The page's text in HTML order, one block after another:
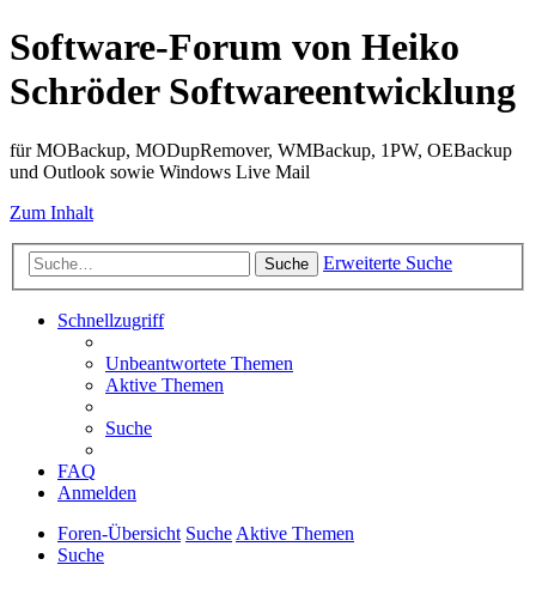
Software-Forum von Heiko
Schröder Softwareentwicklung
für MOBackup, MODupRemover, WMBackup, 1PW, OEBackup
und Outlook sowie Windows Live Mail
Zum Inhalt
Suche Erweiterte Suche
Schnellzugriff
Unbeantwortete Themen
Aktive Themen
Suche
FAQ
Anmelden
Foren-Übersicht SucheAktive Themen
Suche